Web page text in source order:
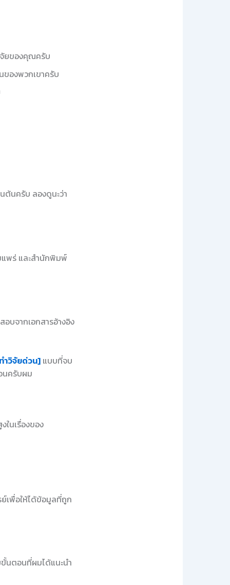
จัยของคุณครับ
ของพวกเขาครับ
ต้นครับ ลองดูนะว่า
พร่ และสำนักพิมพ์
บจากเอกสารอ้างอิง
ำวิจัยด่วน] แบบที่จบ
นครับผม
ในเรื่องของ
ย์เพื่อให้ได้ข้อมูลที่ถูก
นตอนที่ผมได้แนะนำ